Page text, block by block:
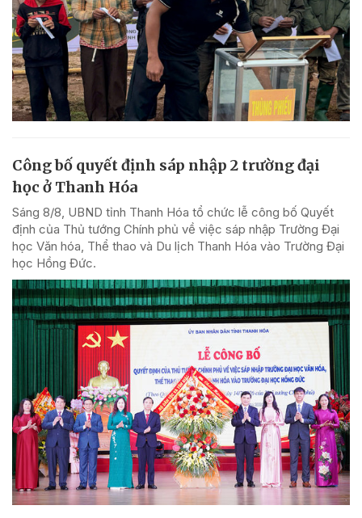
Công bố quyết định sáp nhập 2 trường đại
học ở Thanh Hóa
Sáng 8/8, UBND tỉnh Thanh Hóa tổ chức lễ công bố Quyết
định của Thủ tướng Chính phủ về việc sáp nhập Trường Đại
học Văn hóa, Thể thao và Du lịch Thanh Hóa vào Trường Đại
học Hồng Đức.